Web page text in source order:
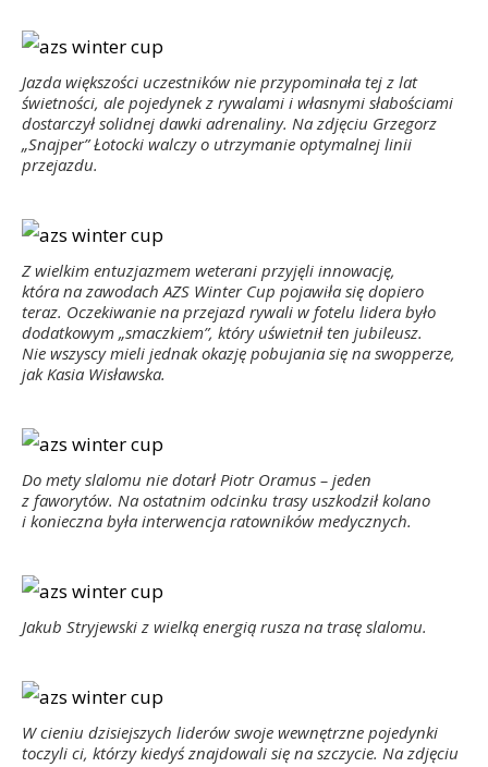
Jazda większości uczestników nie przypominała tej z lat
świetności, ale pojedynek z rywalami i własnymi słabościami
dostarczył solidnej dawki adrenaliny. Na zdjęciu Grzegorz
„Snajper” Łotocki walczy o utrzymanie optymalnej linii
przejazdu.
Z wielkim entuzjazmem weterani przyjęli innowację,
która na zawodach AZS Winter Cup pojawiła się dopiero
teraz. Oczekiwanie na przejazd rywali w fotelu lidera było
dodatkowym „smaczkiem”, który uświetnił ten jubileusz.
Nie wszyscy mieli jednak okazję pobujania się na swopperze,
jak Kasia Wisławska.
Do mety slalomu nie dotarł Piotr Oramus – jeden
z faworytów. Na ostatnim odcinku trasy uszkodził kolano
i konieczna była interwencja ratowników medycznych.
Jakub Stryjewski z wielką energią rusza na trasę slalomu.
W cieniu dzisiejszych liderów swoje wewnętrzne pojedynki
toczyli ci, którzy kiedyś znajdowali się na szczycie. Na zdjęciu